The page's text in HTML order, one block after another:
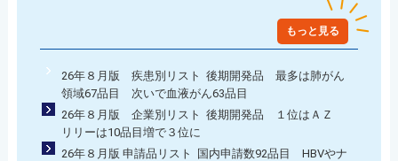
もっと見る
26年８月版 疾患別リスト 後期開発品 最多は肺がん
領域67品目 次いで血液がん63品目
26年８月版 企業別リスト 後期開発品 １位はＡＺ
リリーは10品目増で３位に
26年８月版 申請品リスト 国内申請数92品目 HBVやナ